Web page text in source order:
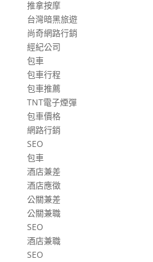
推拿按摩
台灣暗黑旅遊
尚奇網路行銷
經紀公司
包車
包車行程
包車推薦
TNT電子煙彈
包車價格
網路行銷
SEO
包車
酒店兼差
酒店應徵
公關兼差
公關兼職
SEO
酒店兼職
SEO